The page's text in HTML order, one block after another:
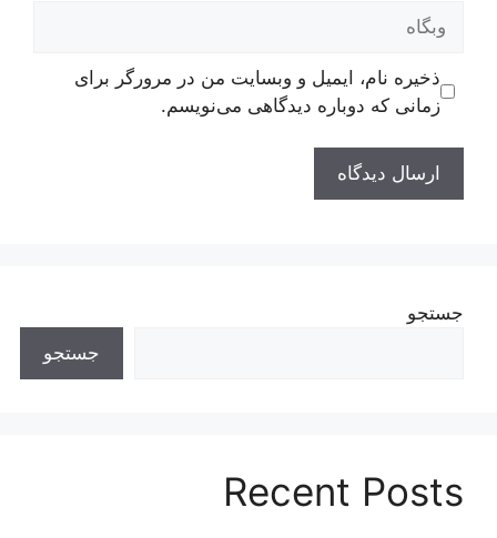
وبگاه
ذخیره نام، ایمیل و وبسایت من در مرورگر برای
زمانی که دوباره دیدگاهی می‌نویسم.
جستجو
جستجو
Recent Posts